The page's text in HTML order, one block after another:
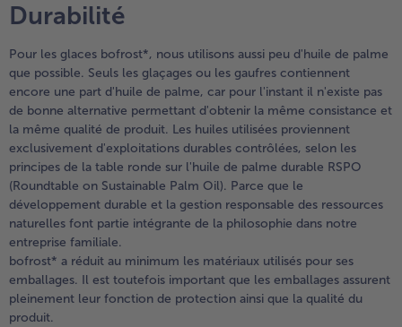
Durabilité
Pour les glaces bofrost*, nous utilisons aussi peu d'huile de palme
que possible. Seuls les glaçages ou les gaufres contiennent
encore une part d'huile de palme, car pour l'instant il n'existe pas
de bonne alternative permettant d'obtenir la même consistance et
la même qualité de produit. Les huiles utilisées proviennent
exclusivement d'exploitations durables contrôlées, selon les
principes de la table ronde sur l'huile de palme durable RSPO
(Roundtable on Sustainable Palm Oil). Parce que le
développement durable et la gestion responsable des ressources
naturelles font partie intégrante de la philosophie dans notre
entreprise familiale.
bofrost* a réduit au minimum les matériaux utilisés pour ses
emballages. Il est toutefois important que les emballages assurent
pleinement leur fonction de protection ainsi que la qualité du
produit.